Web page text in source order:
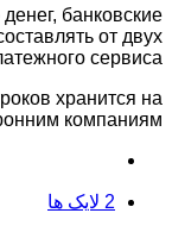
банковские
от двух
сервиса.
хранится на
компаниям.
2 لایک ها